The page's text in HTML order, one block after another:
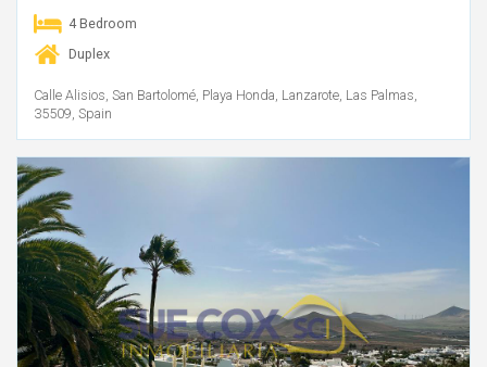
4 Bedroom
Duplex
Calle Alisios, San Bartolomé, Playa Honda, Lanzarote, Las Palmas,
35509, Spain